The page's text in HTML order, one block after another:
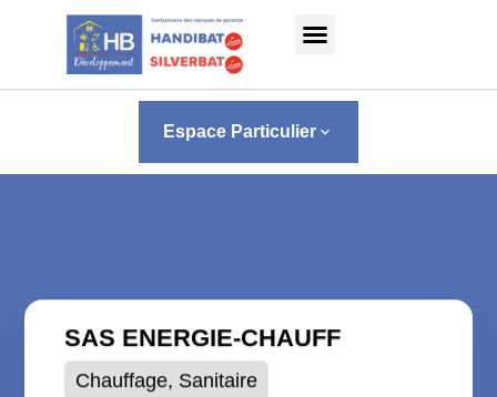
Panneau de gestion des cookies
Espace Particulier keyboard_arrow_down
SAS ENERGIE-CHAUFF
Chauffage, Sanitaire